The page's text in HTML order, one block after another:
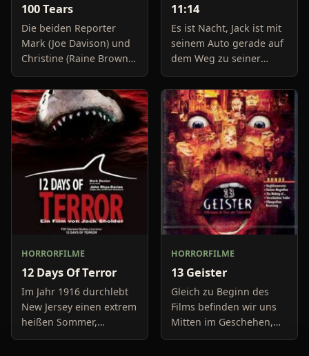
100 Tears
Die beiden Reporter
Mark (Joe Davison) und
Christine (Raine Brown)
haben keine Lust mehr
auf belanglose
Boulevard-Meldungen
und befassen sich
neuerdings mit Se
11:14
Es ist Nacht, Jack ist mit
seinem Auto gerade auf
dem Weg zu seiner
Freundin, um diese
abzuholen. Die Uhr im
Auto springt auf 11:14h,
genau in dem Moment
fäll
HORRORFILME
12 Days Of Terror
Im Jahr 1916 durchlebt
New Jersey einen extrem
heißen Sommer,
während in Europa der
HORRORFILME
13 Geister
Gleich zu Beginn des
Films befinden wir uns
Mitten im Geschehen,
eine Gruppe von Leuten